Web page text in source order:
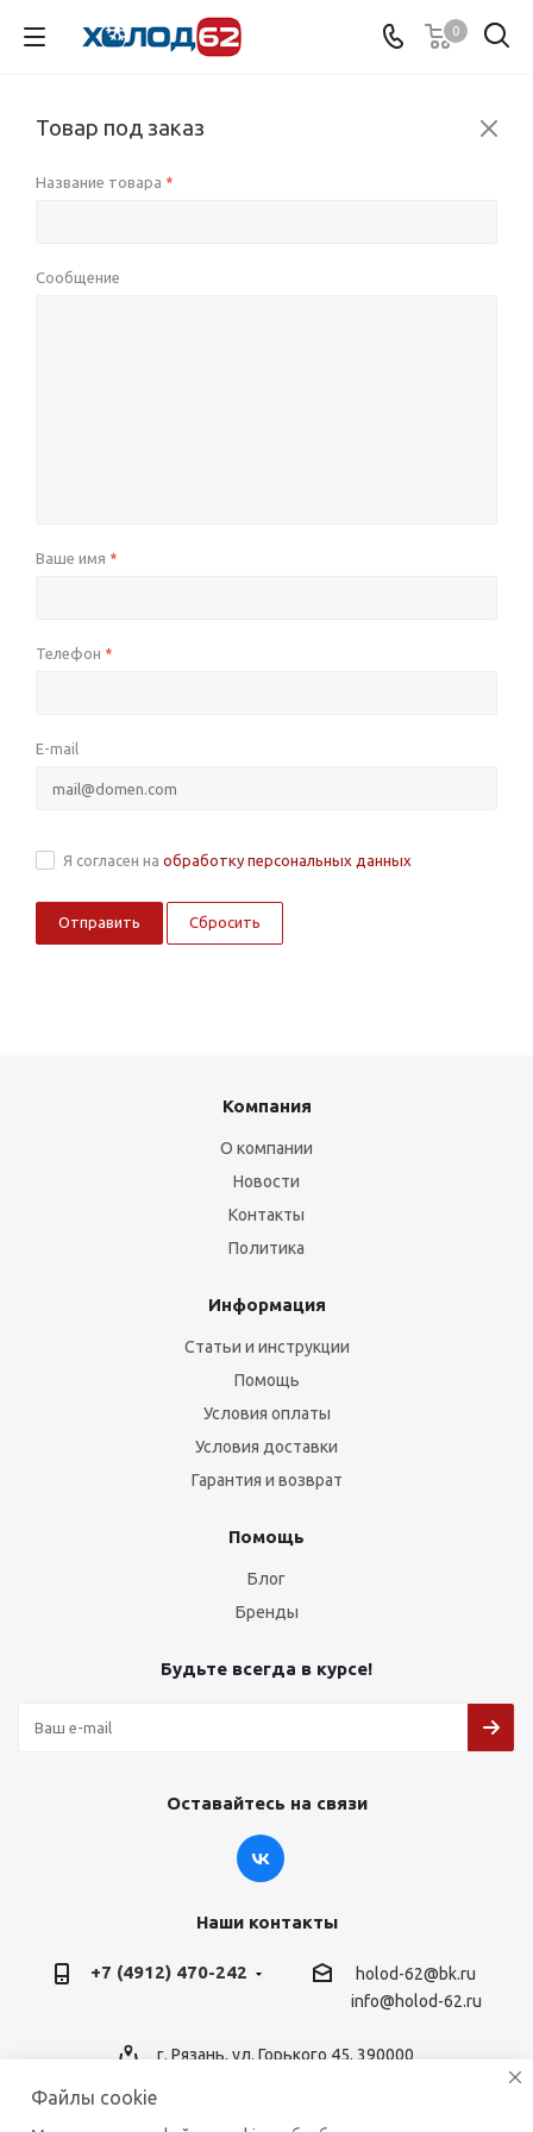
0
Товар под заказ
Название товара *
Сообщение
Ваше имя *
Телефон *
E-mail
Я согласен на обработку персональных данных
Сбросить
Компания
О компании
Новости
Контакты
Политика
Информация
Статьи и инструкции
Помощь
Условия оплаты
Условия доставки
Гарантия и возврат
Помощь
Блог
Бренды
Будьте всегда в курсе!
Оставайтесь на связи
Наши контакты
+7 (4912) 470-242
holod-62@bk.ru
info@holod-62.ru
г. Рязань, ул. Горького 45, 390000
Файлы cookie